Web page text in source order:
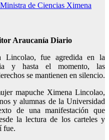
de Ciencias Ximena
Araucanía Diario
Lincolao, fue agredida en la
y hasta el momento, las
se mantienen en silencio.
mapuche Ximena Lincolao,
y alumnas de la Universidad
de una manifestación que
la lectura de los carteles y
fue.